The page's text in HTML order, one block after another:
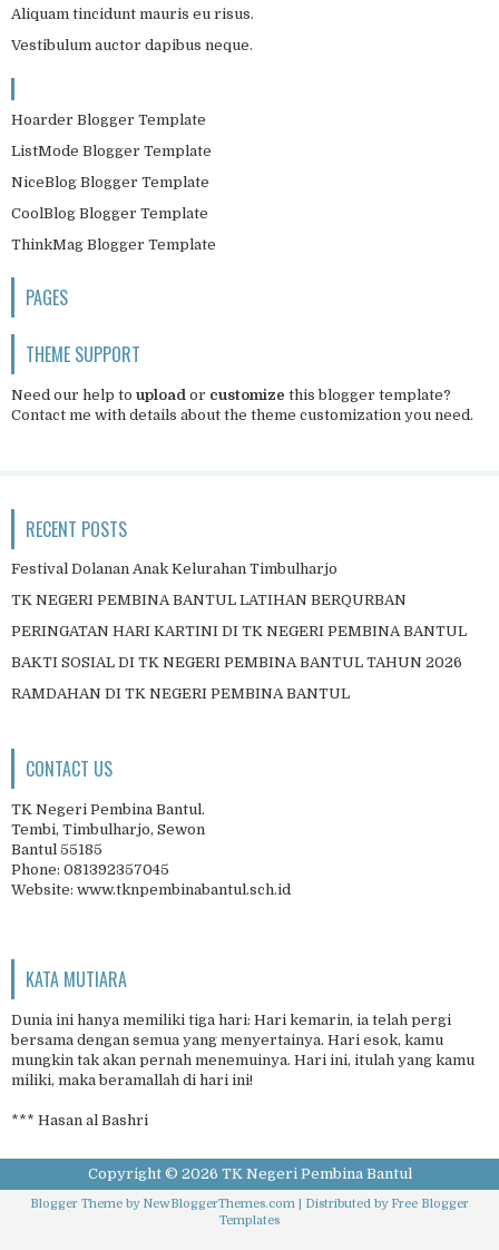
Aliquam tincidunt mauris eu risus.
Vestibulum auctor dapibus neque.
Hoarder Blogger Template
ListMode Blogger Template
NiceBlog Blogger Template
CoolBlog Blogger Template
ThinkMag Blogger Template
PAGES
THEME SUPPORT
Need our help to upload or customize this blogger template?
Contact me with details about the theme customization you need.
RECENT POSTS
Festival Dolanan Anak Kelurahan Timbulharjo
TK NEGERI PEMBINA BANTUL LATIHAN BERQURBAN
PERINGATAN HARI KARTINI DI TK NEGERI PEMBINA BANTUL
BAKTI SOSIAL DI TK NEGERI PEMBINA BANTUL TAHUN 2026
RAMDAHAN DI TK NEGERI PEMBINA BANTUL
CONTACT US
TK Negeri Pembina Bantul.
Tembi, Timbulharjo, Sewon
Bantul 55185
Phone: 081392357045
Website: www.tknpembinabantul.sch.id
KATA MUTIARA
Dunia ini hanya memiliki tiga hari: Hari kemarin, ia telah pergi
bersama dengan semua yang menyertainya. Hari esok, kamu
mungkin tak akan pernah menemuinya. Hari ini, itulah yang kamu
miliki, maka beramallah di hari ini!
*** Hasan al Bashri
Copyright © 2026 TK Negeri Pembina Bantul
Blogger Theme by NewBloggerThemes.com | Distributed by Free Blogger
Templates